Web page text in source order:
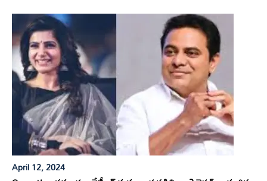
April 12, 2024